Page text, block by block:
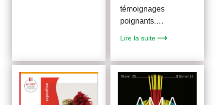
témoignages
poignants.…
Lire la suite